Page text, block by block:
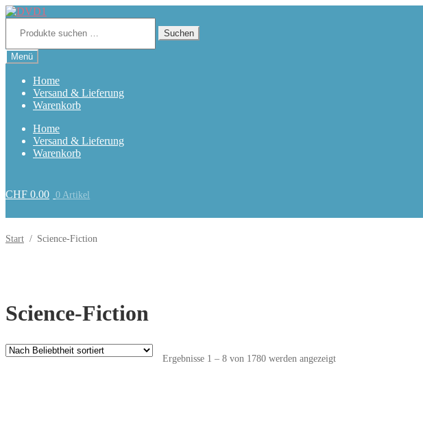
Zur
springen
Zum
springen
nach:
Suchen
Menü
Home
Versand & Lieferung
Warenkorb
Home
Versand & Lieferung
Warenkorb
CHF 0.00 0 Artikel
Start / Science-Fiction
Science-Fiction
Ergebnisse 1 – 8 von 1780 werden angezeigtNach